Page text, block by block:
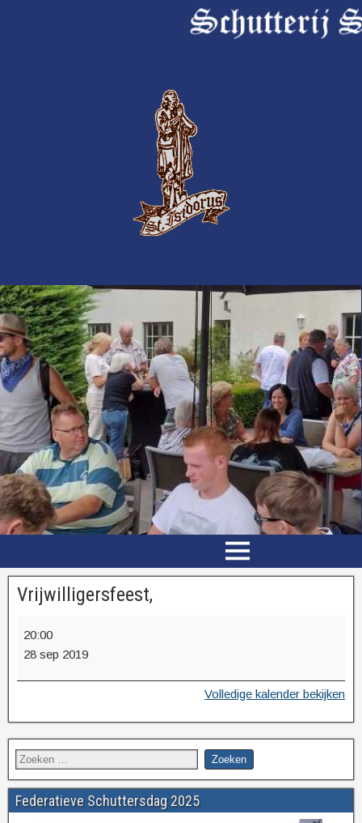
Vrijwilligersfeest,
20:00
28 sep 2019
Volledige kalender bekijken
Federatieve Schuttersdag 2025